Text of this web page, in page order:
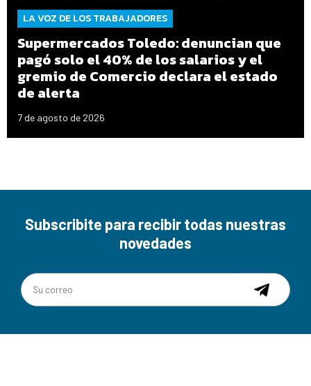
LA VOZ DE LOS TRABAJADORES
Supermercados Toledo: denuncian que
pagó solo el 40% de los salarios y el
gremio de Comercio declara el estado
de alerta
7 de agosto de 2026
Subscribite para recibir todas nuestras
novedades